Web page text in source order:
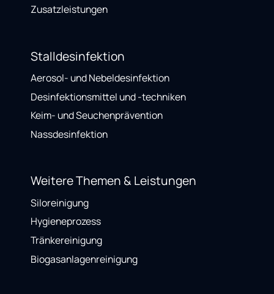
Zusatzleistungen
Stalldesinfektion
Aerosol- und Nebeldesinfektion
Desinfektionsmittel und -techniken
Keim- und Seuchenprävention
Nassdesinfektion
Weitere Themen & Leistungen
Siloreinigung
Hygieneprozess
Tränkereinigung
Biogasanlagenreinigung